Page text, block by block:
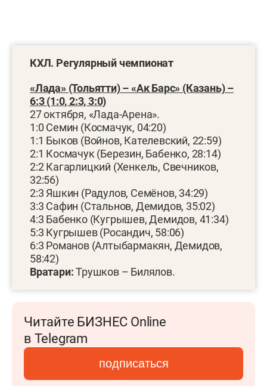
КХЛ. Регулярный чемпионат
«Лада» (Тольятти) – «Ак Барс» (Казань) –
6:3 (1:0, 2:3, 3:0)
27 октября, «Лада-Арена».
1:0 Семин (Космачук, 04:20)
1:1 Быков (Войнов, Кателевский, 22:59)
2:1 Космачук (Березин, Бабенко, 28:14)
2:2 Кагарлицкий (Хенкель, Свечников,
32:56)
2:3 Яшкин (Радулов, Семёнов, 34:29)
3:3 Сафин (Стальнов, Демидов, 35:02)
4:3 Бабенко (Кугрышев, Демидов, 41:34)
5:3 Кугрышев (Росандич, 58:06)
6:3 Романов (Алтыбармакян, Демидов,
58:42)
Вратари:Трушков – Билялов.
Читайте БИЗНЕС Online
в Telegram
подписаться